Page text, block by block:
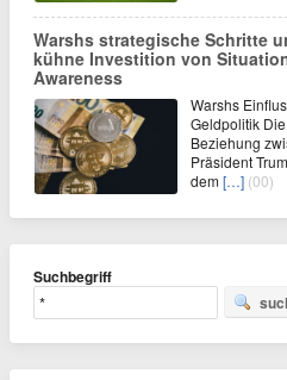
Warshs strategische Schritte
kühne Investition von
Awareness
Warshs
Geldpolitik Die
Beziehung
Präsident
dem[…] (00)
Suchbegriff